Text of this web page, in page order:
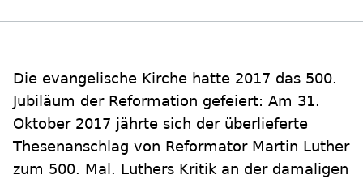
Die evangelische Kirche hatte 2017 das 500.
Jubiläum der Reformation gefeiert: Am 31.
Oktober 2017 jährte sich der überlieferte
Thesenanschlag von Reformator Martin Luther
zum 500. Mal. Luthers Kritik an der damaligen